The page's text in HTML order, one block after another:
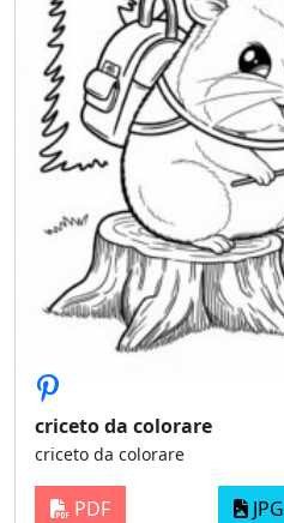
criceto da colorare
criceto da colorare
PDF JPG